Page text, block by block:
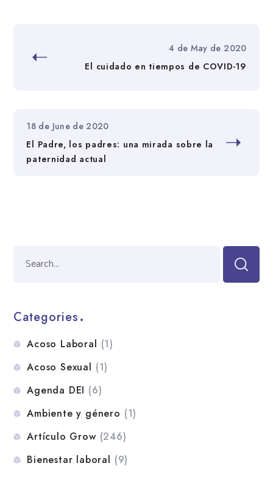
4 de May de 2020
El cuidado en tiempos de COVID-19
18 de June de 2020
El Padre, los padres: una mirada sobre la
paternidad actual
Categories
Acoso Laboral (1)
Acoso Sexual (1)
Agenda DEI (6)
Ambiente y género (1)
Artículo Grow (246)
Bienestar laboral (9)